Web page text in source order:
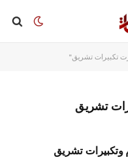
تشریق
وتکبیرات تشریق